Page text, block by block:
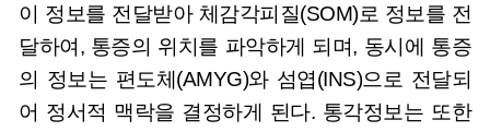
이 정보를 전달받아 체감각피질(SOM)로 정보를 전
달하여, 통증의 위치를 파악하게 되며, 동시에 통증
의 정보는 편도체(AMYG)와 섬엽(INS)으로 전달되
어 정서적 맥락을 결정하게 된다. 통각정보는 또한